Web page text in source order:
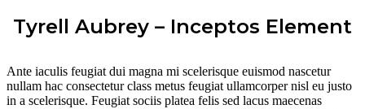
Tyrell Aubrey – Inceptos Element
Ante iaculis feugiat dui magna mi scelerisque euismod nascetur
nullam hac consectetur class metus feugiat ullamcorper nisl eu justo
in a scelerisque. Feugiat sociis platea felis sed lacus maecenas